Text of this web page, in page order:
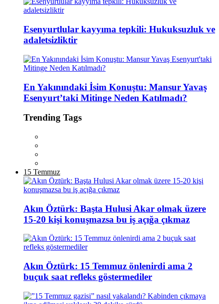
Esenyurtlular kayyıma tepkili: Hukuksuzluk ve
adaletsizliktir
En Yakınındaki İsim Konuştu: Mansur Yavaş
Esenyurt’taki Mitinge Neden Katılmadı?
Trending Tags
15 Temmuz
Akın Öztürk: Başta Hulusi Akar olmak üzere
15-20 kişi konuşmazsa bu iş açığa çıkmaz
Akın Öztürk: 15 Temmuz önlenirdi ama 2
buçuk saat refleks göstermediler